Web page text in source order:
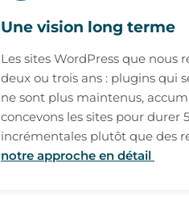
Une vision long terme
Les sites WordPress que nous
deux ou trois ans : plugins qui
ne sont plus maintenus,
concevons les sites pour durer
incrémentales plutôt que des
notre approche en détail